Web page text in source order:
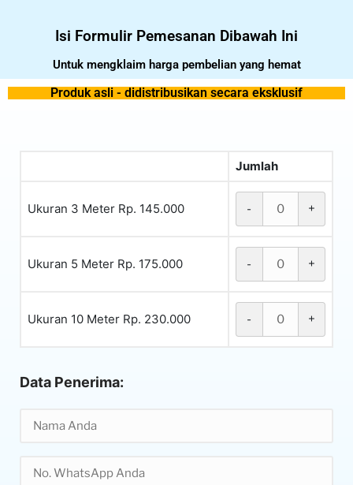
Isi Formulir Pemesanan Dibawah Ini
Untuk mengklaim harga pembelian yang hemat
Produk asli - didistribusikan secara eksklusif
Jumlah
Ukuran 3 Meter Rp. 145.000 - +
Ukuran 5 Meter Rp. 175.000 - +
Ukuran 10 Meter Rp. 230.000 - +
Data Penerima: